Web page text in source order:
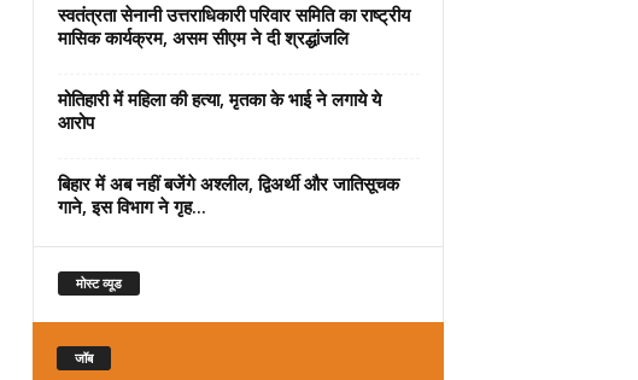
स्वतंत्रता सेनानी उत्तराधिकारी परिवार समिति का राष्ट्रीय
मासिक कार्यक्रम, असम सीएम ने दी श्रद्धांजलि
मोतिहारी में महिला की हत्या, मृतका के भाई ने लगाये ये
आरोप
बिहार में अब नहीं बजेंगे अश्लील, द्विअर्थी और जातिसूचक
गाने, इस विभाग ने गृह...
मोस्ट व्यूड
जॉब